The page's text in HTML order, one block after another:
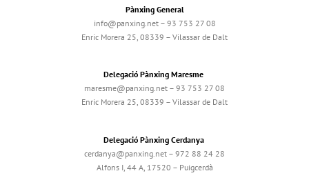
Pànxing General
info@panxing.net – 93 753 27 08
Enric Morera 25, 08339 – Vilassar de Dalt
Delegació Pànxing Maresme
maresme@panxing.net – 93 753 27 08
Enric Morera 25, 08339 – Vilassar de Dalt
Delegació Pànxing Cerdanya
cerdanya@panxing.net – 972 88 24 28
Alfons I, 44 A, 17520 – Puigcerdà